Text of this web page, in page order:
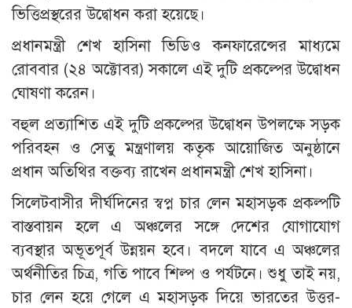
ভিত্তিপ্রস্থরের উদ্বোধন করা হয়েছে।
প্রধানমন্ত্রী শেখ হাসিনা ভিডিও কনফারেন্সের মাধ্যমে
রোববার (২৪ অক্টোবর) সকালে এই দুটি প্রকল্পের উদ্বোধন
ঘোষণা করেন।
বহুল প্রত্যাশিত এই দুটি প্রকল্পের উদ্বোধন উপলক্ষে সড়ক
পরিবহন ও সেতু মন্ত্রণালয় কতৃক আয়োজিত অনুষ্ঠানে
প্রধান অতিথির বক্তব্য রাখেন প্রধানমন্ত্রী শেখ হাসিনা।
সিলেটবাসীর দীর্ঘদিনের স্বপ্ন চার লেন মহাসড়ক প্রকল্পটি
বাস্তবায়ন হলে এ অঞ্চলের সঙ্গে দেশের যোগাযোগ
ব্যবস্থার অভূতপূর্ব উন্নয়ন হবে। বদলে যাবে এ অঞ্চলের
অর্থনীতির চিত্র, গতি পাবে শিল্প ও পর্যটনে। শুধু তাই নয়,
চার লেন হয়ে গেলে এ মহাসড়ক দিয়ে ভারতের উত্তর-